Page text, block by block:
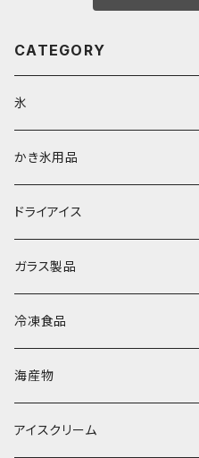
CATEGORY
氷
富士天然水の氷
丸氷
直径70mm
直径65mm
角氷
砕氷
氷河の氷
氷アイテム
かき氷用品
かき氷シロップ
無果汁1.8Lパック
無果汁1Lパック
かき氷機・かき氷器
かき氷カップ
発泡スチロール無地-使い捨て
発泡スチロールプリント柄
かき氷スプーン・スプーンストロー
プラスチック・スプーン
コンデンスミルク・練乳・あんこ
ドライアイス
ドライアイス3ｋｇ
ドライアイス4ｋｇ
ドライアイス5ｋｇ
ドライアイス8ｋｇ
ガラス製品
オンザロック・グラス
ビール・グラス
タンブラー
冷凍食品
肉まん・あんまん
パスタ・スパゲッティ
海産物
アイスクリーム